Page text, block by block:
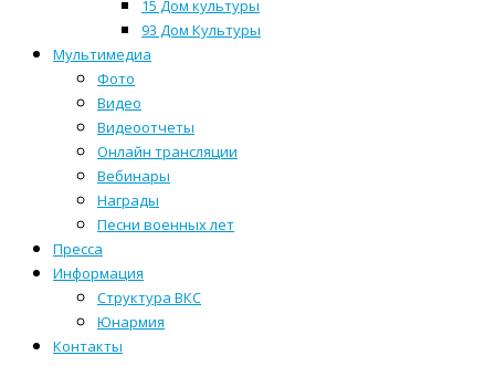
15 Дом культуры
93 Дом Культуры
Мультимедиа
Фото
Видео
Видеоотчеты
Онлайн трансляции
Вебинары
Награды
Песни военных лет
Пресса
Информация
Структура ВКС
Юнармия
Контакты